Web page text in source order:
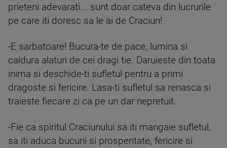
prieteni adevarati... sunt doar cateva din lucrurile
pe care iti doresc sa le ai de Craciun!
-E sarbatoare! Bucura-te de pace, lumina si
caldura alaturi de cei dragi tie. Daruieste din toata
inima si deschide-ti sufletul pentru a primi
dragoste si fericire. Lasa-ti sufletul sa renasca si
traieste fiecare zi ca pe un dar nepretuit.
-Fie ca spiritul Craciunului sa iti mangaie sufletul,
sa iti aduca bucurii si prosperitate, fericire si